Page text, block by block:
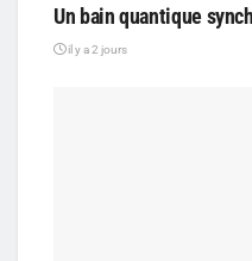
Un bain quantique
il y a 2 jours